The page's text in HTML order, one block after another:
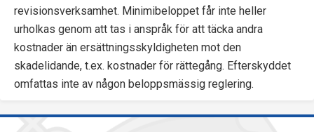
revisionsverksamhet. Minimibeloppet får inte heller
urholkas genom att tas i anspråk för att täcka andra
kostnader än ersättningsskyldigheten mot den
skadelidande, t.ex. kostnader för rättegång. Efterskyddet
omfattas inte av någon beloppsmässig reglering.